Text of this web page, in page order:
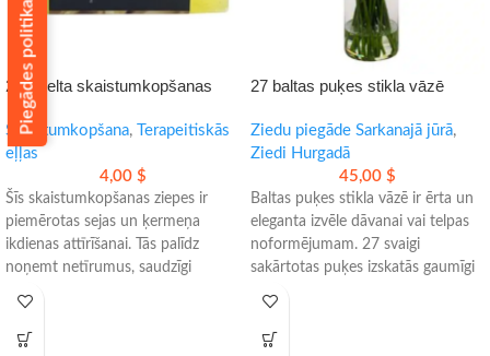
24K zelta skaistumkopšanas
ziepes sejai un ķermenim
Skaistumkopšana,
Terapeitiskās
eļļas
4,00 $
Šīs skaistumkopšanas ziepes ir
piemērotas sejas un ķermeņa
ikdienas attīrīšanai. Tās palīdz
noņemt netīrumus, saudzīgi
- Bagātīgas putas ērtai lietošanai
27 baltas puķes stikla vāzē
Ziedu piegāde Sarkanajā jūrā,
Ziedi Hurgadā
45,00 $
Baltas puķes stikla vāzē ir ērta un
eleganta izvēle dāvanai vai telpas
noformējumam. 27 svaigi
sakārtotas puķes izskatās gaumīgi
- Pieejama piegāde tajā pašā dienā
Piegādes politika